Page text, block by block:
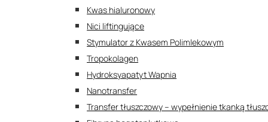
Kwas hialuronowy
Nici liftingujące
Stymulator z Kwasem Polimlekowym
Tropokolagen
Hydroksyapatyt Wapnia
Nanotransfer
Transfer tłuszczowy – wypełnienie tkanką